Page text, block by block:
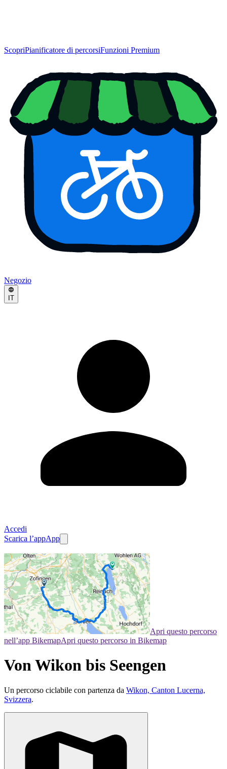
ScopriPianificatore di percorsiFunzioni Premium
Negozio
IT
Accedi
Scarica l’appApp
Apri questo percorso
nell’app BikemapApri questo percorso in Bikemap
Von Wikon bis Seengen
Un percorso ciclabile con partenza da Wikon, Canton Lucerna,
Svizzera.